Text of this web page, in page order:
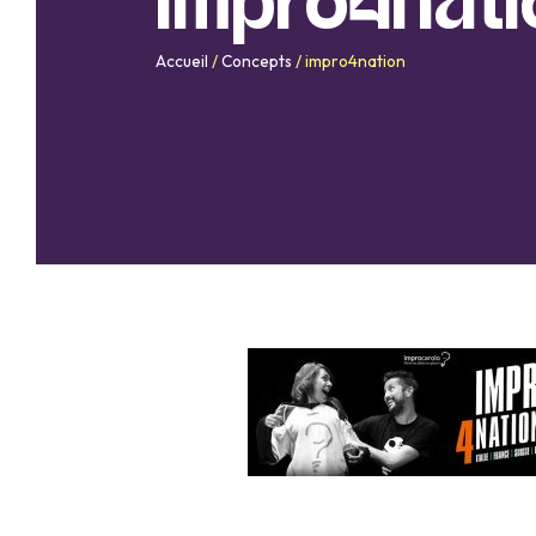
Accueil /Concepts /impro4nation